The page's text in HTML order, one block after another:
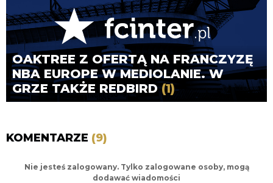
OAKTREE Z OFERTĄ NA FRANCZYZĘ
NBA EUROPE W MEDIOLANIE. W
GRZE TAKŻE REDBIRD(1)
KOMENTARZE (9)
Nie jesteś zalogowany. Tylko zalogowane osoby, mogą
dodawać wiadomości